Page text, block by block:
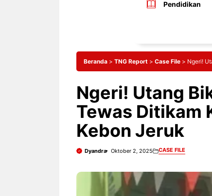
Pendidikan
Beranda > TNG Report > Case File > Ngeri!
Ngeri! Utang
Tewas Ditikam
Kebon Jeruk
Dyandra Oktober 2, 2025 CASE FILE